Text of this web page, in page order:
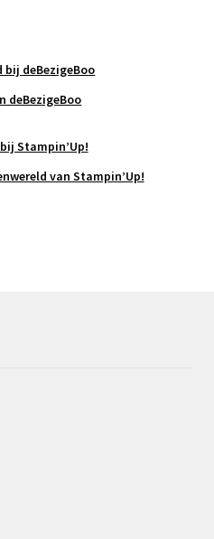
bij deBezigeBoo
deBezigeBoo
Stampin’Up!
van Stampin’Up!